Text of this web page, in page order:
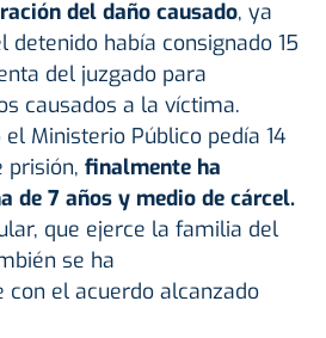
del daño causado, ya
detenido había consignado 15
del juzgado para
causados a la víctima.
Ministerio Público pedía 14
prisión, finalmente ha
de 7 años y medio de cárcel.
que ejerce la familia del
se ha
el acuerdo alcanzado